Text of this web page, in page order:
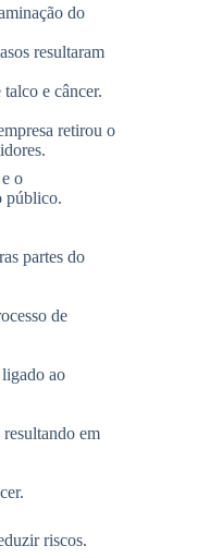
do
resultaram
e câncer.
retirou o
o
público.
partes do
de
ao
em
riscos.